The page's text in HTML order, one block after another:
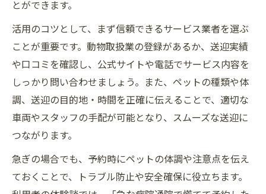
とができます。
活用のコツとして、まず信頼できるサービス業者を選ぶ
ことが重要です。動物取扱業の登録があるか、送迎実績
や口コミを確認し、公式サイトや電話でサービス内容を
しっかり問い合わせましょう。また、ペットの種類や体
調、送迎の目的地・時間を正確に伝えることで、適切な
車両やスタッフの手配が可能となり、スムーズな送迎に
つながります。
急ぎの場合でも、予約時にペットの体調や注意点を伝え
ておくことで、トラブル防止や安全確保に役立ちます。